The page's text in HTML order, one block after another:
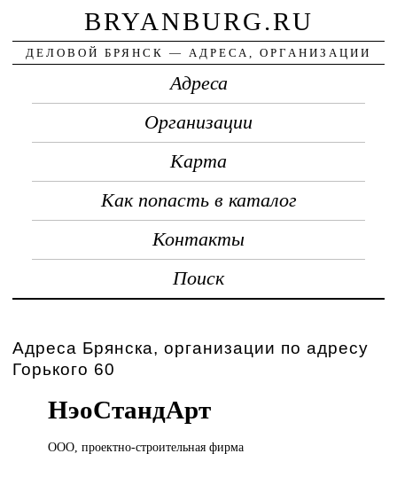
BRYANBURG.RU
ДЕЛОВОЙ БРЯНСК — АДРЕСА, ОРГАНИЗАЦИИ
Адреса
Организации
Карта
Как попасть в каталог
Контакты
Поиск
Адреса Брянска, организации по адресу
Горького 60
НэоСтандАрт
ООО, проектно-строительнаяфирма